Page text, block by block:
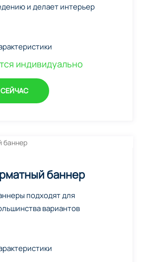
и делает интерьер
индивидуально
баннер
подходят для
вариантов